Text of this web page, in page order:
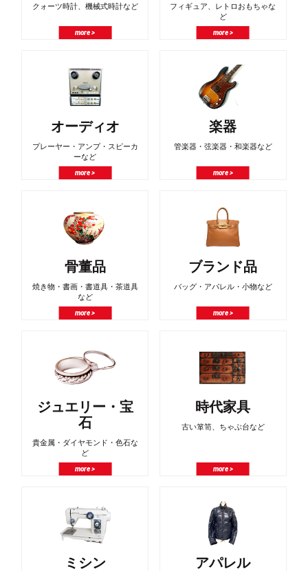
クォーツ時計、機械式時計など
more >
フィギュア、レトロおもちゃな
ど
more >
オーディオ
プレーヤー・アンプ・スピーカ
ーなど
more >
楽器
管楽器・弦楽器・和楽器など
more >
骨董品
焼き物・書画・書道具・茶道具
など
more >
ブランド品
バッグ・アパレル・小物など
more >
ジュエリー・宝
石
貴金属・ダイヤモンド・色石な
ど
more >
時代家具
古い箪笥、ちゃぶ台など
more >
ミシン アパレル